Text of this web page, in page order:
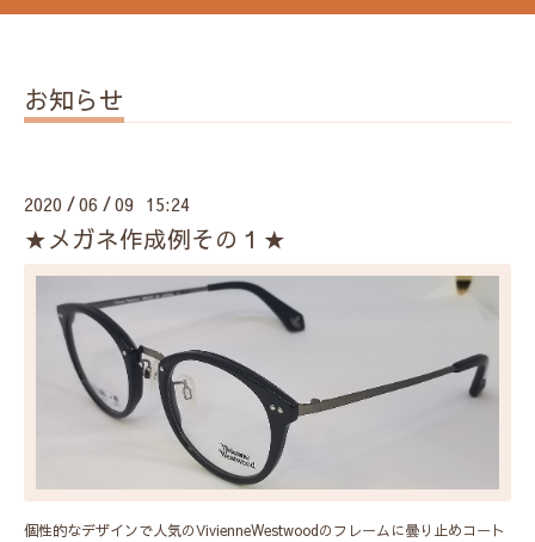
お知らせ
2020 /06 /09 15:24
★メガネ作成例その１★
個性的なデザインで人気のVivienneWestwoodのフレームに曇り止めコート